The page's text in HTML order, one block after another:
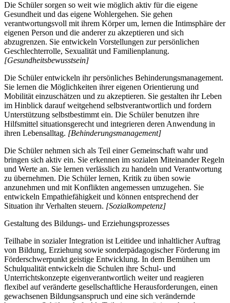
Die Schüler sorgen so weit wie möglich aktiv für die eigene
Gesundheit und das eigene Wohlergehen. Sie gehen
verantwortungsvoll mit ihrem Körper um, lernen die Intimsphäre der
eigenen Person und die anderer zu akzeptieren und sich
abzugrenzen. Sie entwickeln Vorstellungen zur persönlichen
Geschlechterrolle, Sexualität und Familienplanung.
[Gesundheitsbewusstsein]
Die Schüler entwickeln ihr persönliches Behinderungsmanagement.
Sie lernen die Möglichkeiten ihrer eigenen Orientierung und
Mobilität einzuschätzen und zu akzeptieren. Sie gestalten ihr Leben
im Hinblick darauf weitgehend selbstverantwortlich und fordern
Unterstützung selbstbestimmt ein. Die Schüler benutzen ihre
Hilfsmittel situationsgerecht und integrieren deren Anwendung in
ihren Lebensalltag. [Behinderungsmanagement]
Die Schüler nehmen sich als Teil einer Gemeinschaft wahr und
bringen sich aktiv ein. Sie erkennen im sozialen Miteinander Regeln
und Werte an. Sie lernen verlässlich zu handeln und Verantwortung
zu übernehmen. Die Schüler lernen, Kritik zu üben sowie
anzunehmen und mit Konflikten angemessen umzugehen. Sie
entwickeln Empathiefähigkeit und können entsprechend der
Situation ihr Verhalten steuern. [Sozialkompetenz]
Gestaltung des Bildungs- und Erziehungsprozesses
Teilhabe in sozialer Integration ist Leitidee und inhaltlicher Auftrag
von Bildung, Erziehung sowie sonderpädagogischer Förderung im
Förderschwerpunkt geistige Entwicklung. In dem Bemühen um
Schulqualität entwickeln die Schulen ihre Schul- und
Unterrichtskonzepte eigenverantwortlich weiter und reagieren
flexibel auf veränderte gesellschaftliche Herausforderungen, einen
gewachsenen Bildungsanspruch und eine sich verändernde